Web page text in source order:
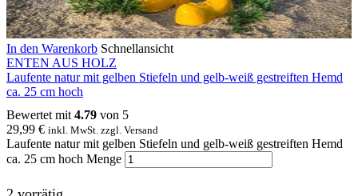
In den Warenkorb Schnellansicht
ENTEN AUS HOLZ
Laufente natur mit gelben Stiefeln und gelb-weiß gestreiften Hemd
ca. 25 cm hoch
Bewertet mit 4.79 von 5
29,99 € inkl. MwSt. zzgl. Versand
Laufente natur mit gelben Stiefeln und gelb-weiß gestreiften Hemd
ca. 25 cm hoch Menge